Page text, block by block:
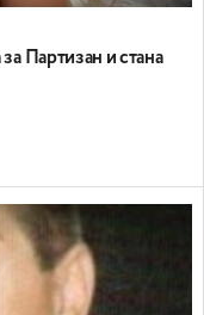
Партизан и стана